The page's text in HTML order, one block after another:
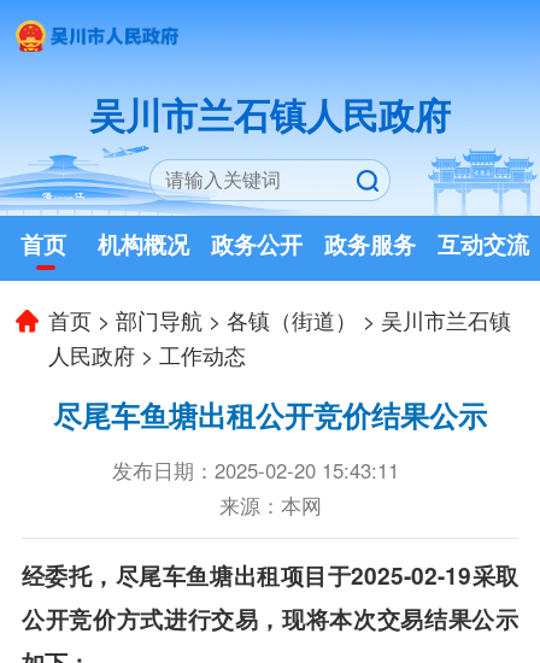
吴川市兰石镇人民政府
首页 机构概况 政务公开 政务服务 互动交流
首页 >部门导航 >各镇（街道） > 吴川市兰石镇
人民政府 > 工作动态
尽尾车鱼塘出租公开竞价结果公示
发布日期：2025-02-20 15:43:11
来源：本网
经委托，尽尾车鱼塘出租项目于2025-02-19采取
公开竞价方式进行交易，现将本次交易结果公示